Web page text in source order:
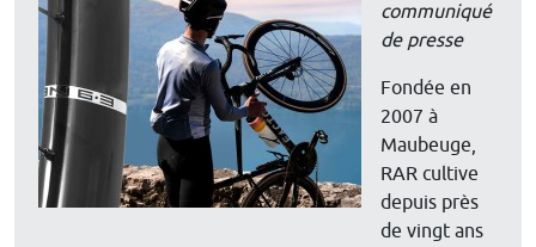
communiqué
de presse
Fondée en
2007 à
Maubeuge,
RAR cultive
depuis près
de vingt ans